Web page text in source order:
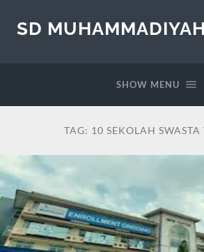
SD
SHOW MENU
TAG: 10 SEKOLAH SWASTA